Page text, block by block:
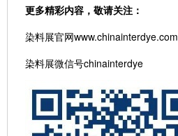
更多精彩内容，敬请关注：
染料展官网www.chinainterdye.com
染料展微信号chinainterdye